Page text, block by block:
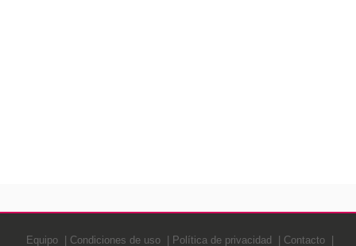
Equipo Condiciones de uso Política de privacidad Contacto